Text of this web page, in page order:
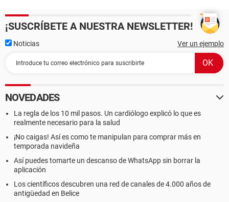
¡SUSCRÍBETE A NUESTRA NEWSLETTER!
Noticias Ver un ejemplo
NOVEDADES
La regla de los 10 mil pasos. Un cardiólogo explicó lo que es
realmente necesario para la salud
¡No caigas! Así es como te manipulan para comprar más en
temporada navideña
Así puedes tomarte un descanso de WhatsApp sin borrar la
aplicación
Los científicos descubren una red de canales de 4.000 años de
antigüedad en Belice